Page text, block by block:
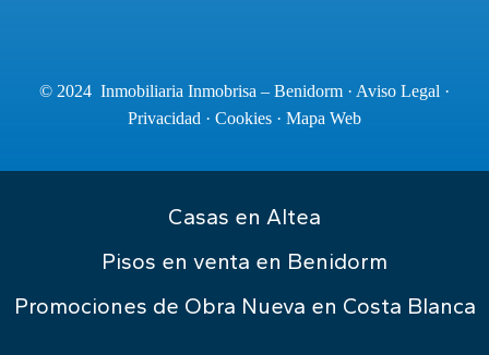
© 2024 Inmobiliaria Inmobrisa – Benidorm · Aviso Legal ·
Privacidad · Cookies · Mapa Web
Casas en Altea
Pisos en venta en Benidorm
Promociones de Obra Nueva en Costa Blanca